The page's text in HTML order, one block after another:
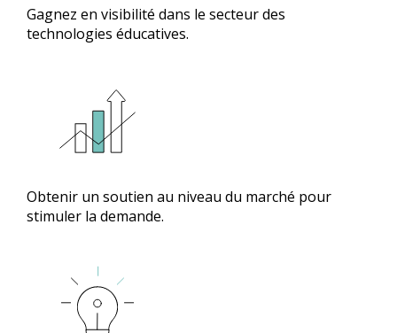
Gagnez en visibilité dans le secteur des
technologies éducatives.
Obtenir un soutien au niveau du marché pour
stimuler la demande.